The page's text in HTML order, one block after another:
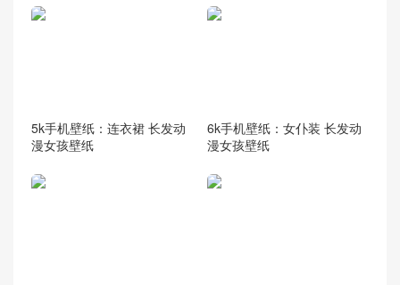
5k手机壁纸：连衣裙 长发动
漫女孩壁纸
6k手机壁纸：女仆装 长发动
漫女孩壁纸